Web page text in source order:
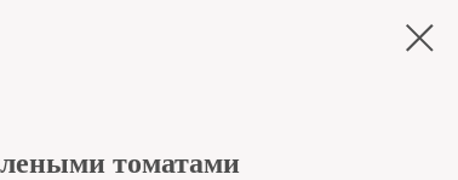
томатами